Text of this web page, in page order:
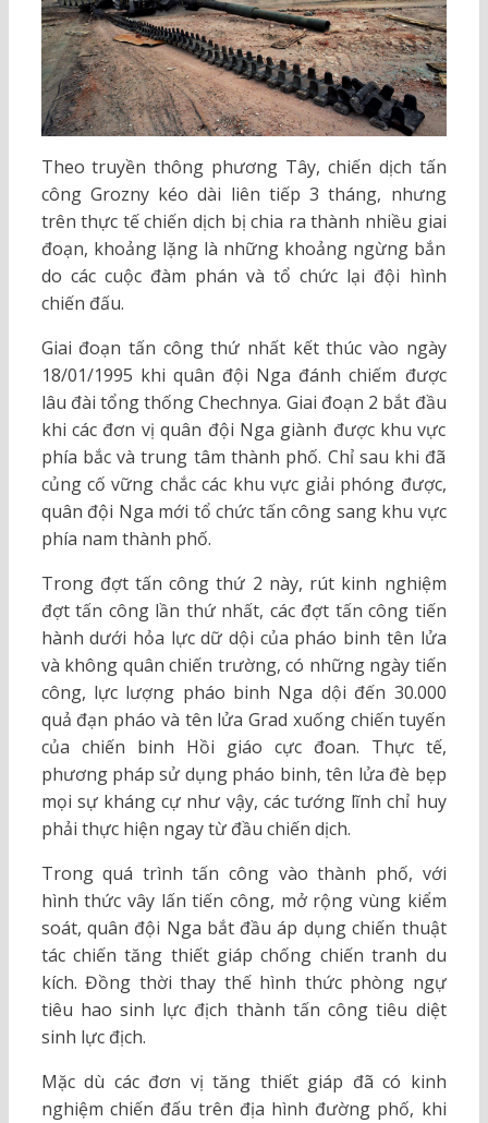
Theo truyền thông phương Tây, chiến dịch tấn
công Grozny kéo dài liên tiếp 3 tháng, nhưng
trên thực tế chiến dịch bị chia ra thành nhiều giai
đoạn, khoảng lặng là những khoảng ngừng bắn
do các cuộc đàm phán và tổ chức lại đội hình
chiến đấu.
Giai đoạn tấn công thứ nhất kết thúc vào ngày
18/01/1995 khi quân đội Nga đánh chiếm được
lâu đài tổng thống Chechnya. Giai đoạn 2 bắt đầu
khi các đơn vị quân đội Nga giành được khu vực
phía bắc và trung tâm thành phố. Chỉ sau khi đã
củng cố vững chắc các khu vực giải phóng được,
quân đội Nga mới tổ chức tấn công sang khu vực
phía nam thành phố.
Trong đợt tấn công thứ 2 này, rút kinh nghiệm
đợt tấn công lần thứ nhất, các đợt tấn công tiến
hành dưới hỏa lực dữ dội của pháo binh tên lửa
và không quân chiến trường, có những ngày tiến
công, lực lượng pháo binh Nga dội đến 30.000
quả đạn pháo và tên lửa Grad xuống chiến tuyến
của chiến binh Hồi giáo cực đoan. Thực tế,
phương pháp sử dụng pháo binh, tên lửa đè bẹp
mọi sự kháng cự như vậy, các tướng lĩnh chỉ huy
phải thực hiện ngay từ đầu chiến dịch.
Trong quá trình tấn công vào thành phố, với
hình thức vây lấn tiến công, mở rộng vùng kiểm
soát, quân đội Nga bắt đầu áp dụng chiến thuật
tác chiến tăng thiết giáp chống chiến tranh du
kích. Đồng thời thay thế hình thức phòng ngự
tiêu hao sinh lực địch thành tấn công tiêu diệt
sinh lực địch.
Mặc dù các đơn vị tăng thiết giáp đã có kinh
nghiệm chiến đấu trên địa hình đường phố, khi